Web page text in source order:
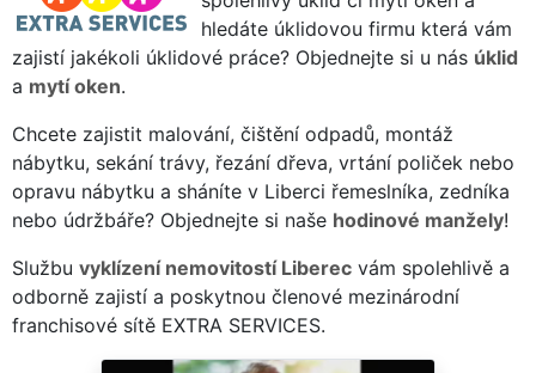
hledáte úklidovou firmu která vám
zajistí jakékoli úklidové práce? Objednejte si u nás úklid
a mytí oken.
Chcete zajistit malování, čištění odpadů, montáž
nábytku, sekání trávy, řezání dřeva, vrtání poliček nebo
opravu nábytku a sháníte v Liberci řemeslníka, zedníka
nebo údržbáře? Objednejte si naše hodinové manžely!
Službu vyklízení nemovitostí Liberec vám spolehlivě a
odborně zajistí a poskytnou členové mezinárodní
franchisové sítě EXTRA SERVICES.